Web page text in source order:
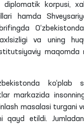
diplomatik korpusi,
hamda
va uning
maqomda
ko‘plab
markazida
masalasi turgani
qayd etildi.